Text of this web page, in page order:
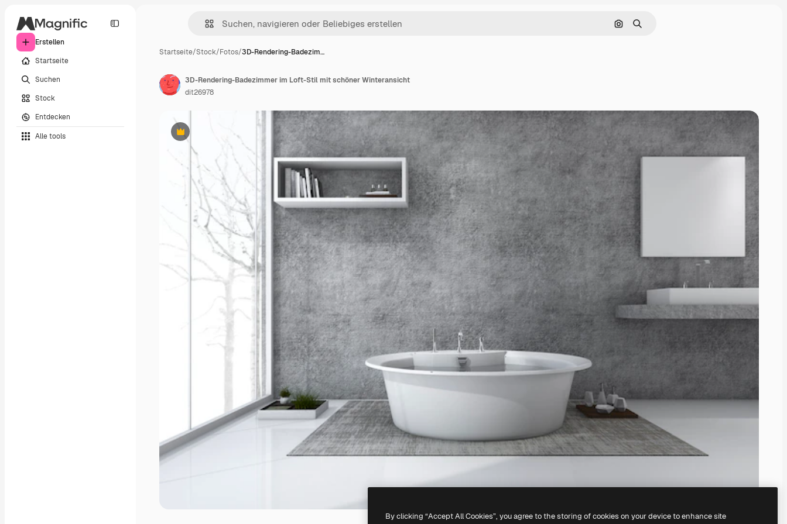
Erstellen
Startseite
Suchen
Stock
Entdecken
Alle tools
Nach Bild suchen
Suchen
Startseite/Stock/Fotos/3D-Rendering-Badezim…
Premium
3D-Rendering-Badezimmer im Loft-Stil mit schöner Winteransicht
dit26978
By clicking “Accept All Cookies”, you agree to the storing of cookies on your device to enhance site